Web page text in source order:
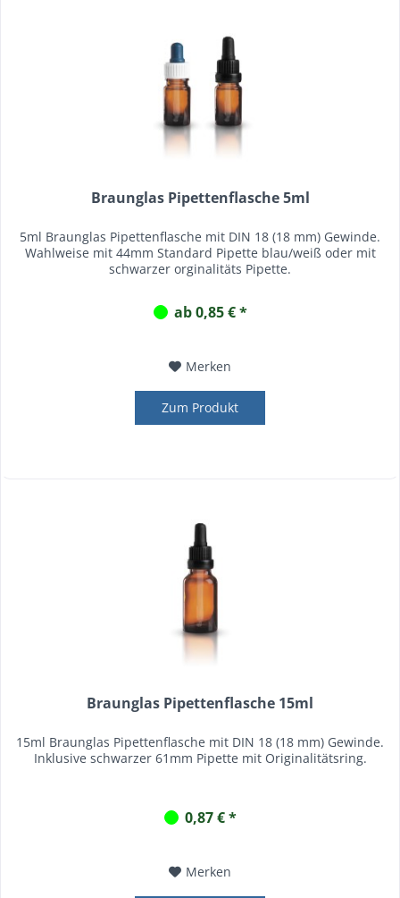
Braunglas Pipettenflasche 5ml
5ml Braunglas Pipettenflasche mit DIN 18 (18 mm) Gewinde.
Wahlweise mit 44mm Standard Pipette blau/weiß oder mit
schwarzer orginalitäts Pipette.
ab 0,85 € *
Merken
Zum Produkt
Braunglas Pipettenflasche 15ml
15ml Braunglas Pipettenflasche mit DIN 18 (18 mm) Gewinde.
Inklusive schwarzer 61mm Pipette mit Originalitätsring.
0,87 € *
Merken